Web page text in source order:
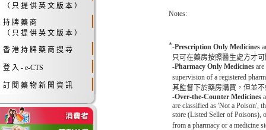
（ 只 提 供 英 文 版 本 ）
持 牌 藥 商
（ 只 提 供 英 文 版 本 ）
香 港 持 牌 藥 商 搜 尋
登 入 - e-CTS
訂 閱 藥 物 新 聞 資 訊
Notes:
*-Prescription Only Medicines
只可在藥房按照醫生處方才
-Pharmacy Only Medicines
supervision of a registered
其監督下於藥房購買，但並
-Over-the-Counter Medicines
are classified as 'Not a Poison',
store (Listed Seller of Poisons),
from a pharmacy or a